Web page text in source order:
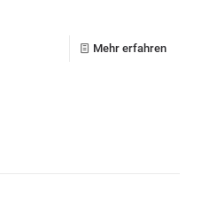
Mehr erfahren